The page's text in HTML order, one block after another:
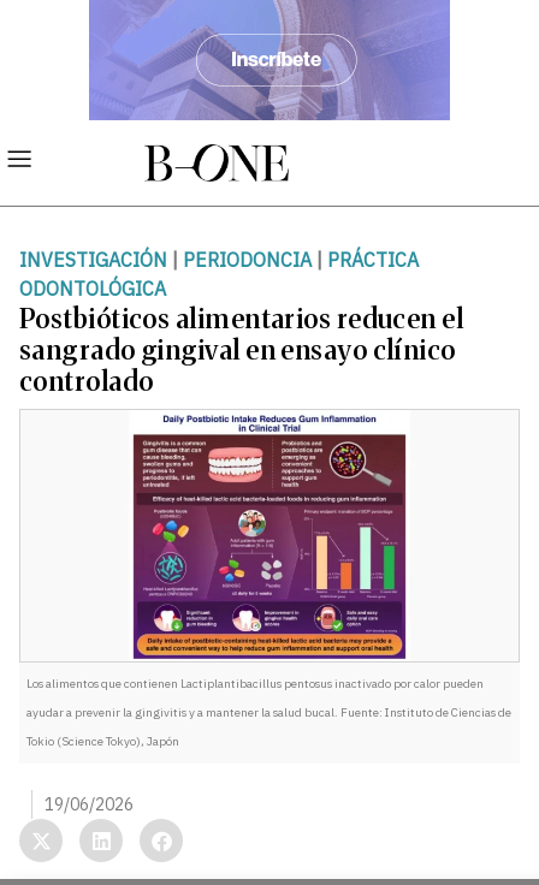
INVESTIGACIÓN | PERIODONCIA| PRÁCTICA
ODONTOLÓGICA
Postbióticos alimentarios reducen el
sangrado gingival en ensayo clínico
controlado
Los alimentos que contienen Lactiplantibacillus pentosus inactivado por calor pueden
ayudar a prevenir la gingivitis y a mantener la salud bucal. Fuente: Instituto de Ciencias de
Tokio (Science Tokyo), Japón
19/06/2026